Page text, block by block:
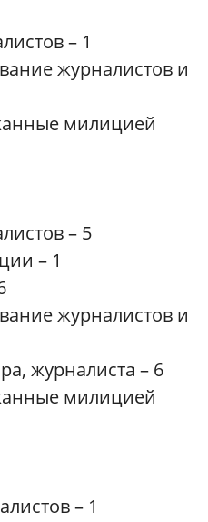
– 1
журналистов и
милицией
– 5
– 1
журналистов и
журналиста – 6
милицией
– 1